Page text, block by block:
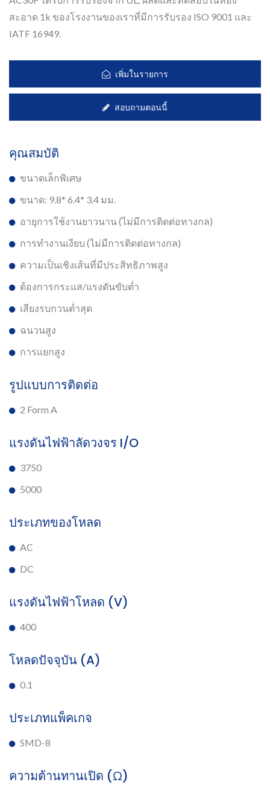
สะอาด 1k ของโรงงานของเราที่มีการรับรอง ISO 9001 และ
IATF 16949.
เพิ่มในรายการ
สอบถามตอนนี้
คุณสมบัติ
ขนาดเล็กพิเศษ
ขนาด: 9.8* 6.4* 3.4 มม.
อายุการใช้งานยาวนาน (ไม่มีการติดต่อทางกล)
การทำงานเงียบ (ไม่มีการติดต่อทางกล)
ความเป็นเชิงเส้นที่มีประสิทธิภาพสูง
ต้องการกระแส/แรงดันขับต่ำ
เสียงรบกวนต่ำสุด
ฉนวนสูง
การแยกสูง
รูปแบบการติดต่อ
2 Form A
แรงดันไฟฟ้าลัดวงจร I/O
3750
5000
ประเภทของโหลด
AC
DC
แรงดันไฟฟ้าโหลด (V)
400
โหลดปัจจุบัน (A)
0.1
ประเภทแพ็คเกจ
SMD-8
ความต้านทานเปิด (Ω)